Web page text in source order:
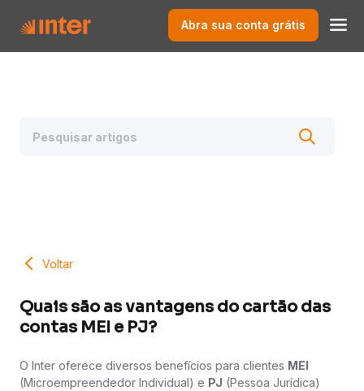
Abra sua conta grátis
Voltar
Quais são as vantagens do cartão das
contas MEI e PJ?
O Inter oferece diversos benefícios para clientes MEI
(Microempreendedor Individual) e PJ (Pessoa Jurídica)